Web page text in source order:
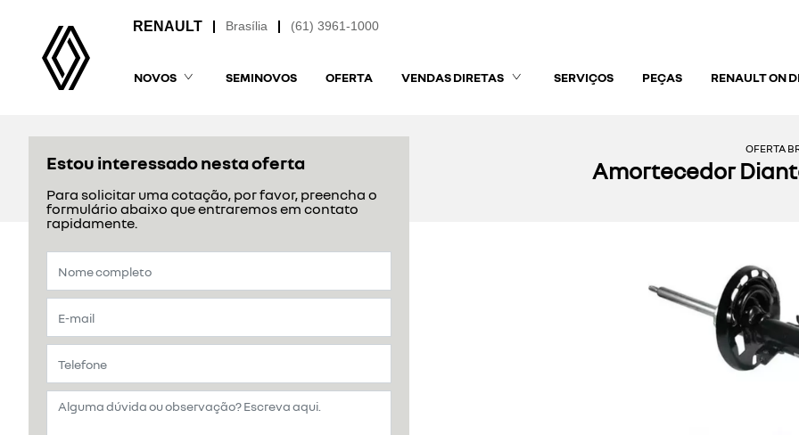
(61) 3961-1000
Brasília
NOVOS SEMINOVOS OFERTA VENDAS DIRETAS SERVIÇOS PEÇAS RENAULT ON
OFERTA
Amortecedor
Estou interessado nesta oferta
Para solicitar uma cotação, por favor, preencha o
formulário abaixo que entraremos em contato
rapidamente.